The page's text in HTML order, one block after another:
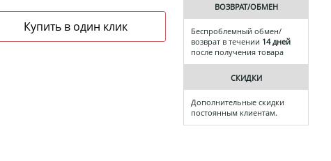
ВОЗВРАТ/ОБМЕН
Беспроблемный обмен/
возврат в течении 14 дней
после получения товара
СКИДКИ
Дополнительные скидки
постоянным клиентам.